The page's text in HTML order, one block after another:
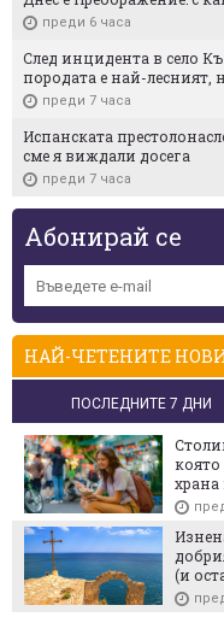
преди 6 часа
След инцидента в село
породата е най-
преди 7 часа
Испанската
сме я виждали досега
преди 7 часа
Абонирай се
НАЙ-ЧЕТЕНИТЕ
ПОСЛЕДНИТЕ 7 ДНИ
която
храна
(и